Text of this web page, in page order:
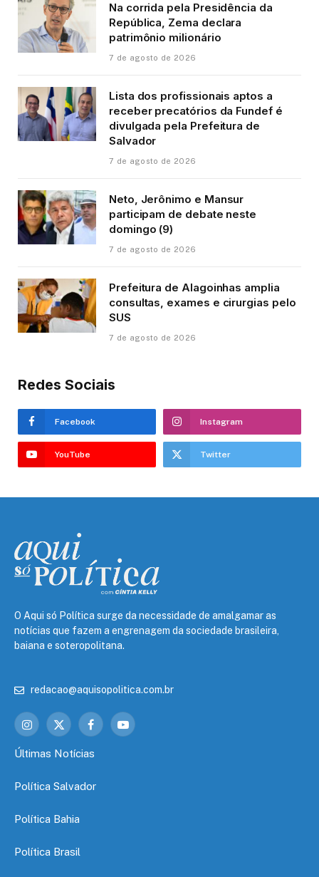
Na corrida pela Presidência da
República, Zema declara
patrimônio milionário
7 de agosto de 2026
Lista dos profissionais aptos a
receber precatórios da Fundef é
divulgada pela Prefeitura de
Salvador
7 de agosto de 2026
Neto, Jerônimo e Mansur
participam de debate neste
domingo (9)
7 de agosto de 2026
Prefeitura de Alagoinhas amplia
consultas, exames e cirurgias pelo
SUS
7 de agosto de 2026
Redes Sociais
Facebook Instagram
YouTube Twitter
O Aqui só Política surge da necessidade de amalgamar as
notícias que fazem a engrenagem da sociedade brasileira,
baiana e soteropolitana.
redacao@aquisopolitica.com.br
Instagram
X
FacebookYouTube
Últimas Notícias
Política Salvador
Política Bahia
Política Brasil